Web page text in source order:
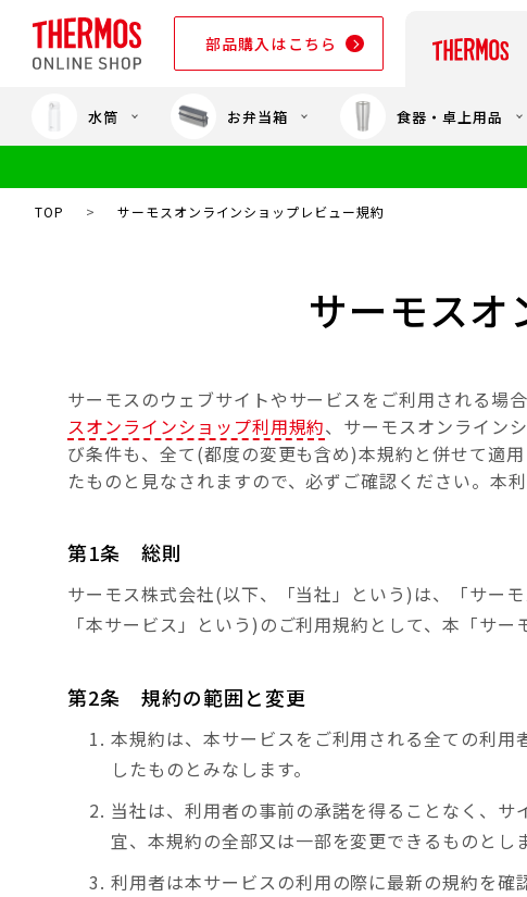
部品購入はこちら
部品購入はこちら
水筒 お弁当箱 食器・卓上用品
TOP > サーモスオンラインショップレビュー規約
サーモスオ
サーモスのウェブサイトやサービスをご利用される場合
スオンラインショップ利用規約、サーモスオンライン
び条件も、全て(都度の変更も含め)本規約と併せて適
たものと見なされますので、必ずご確認ください。本
第1条 総則
サーモス株式会社(以下、「当社」という)は、「サー
「本サービス」という)のご利用規約として、本「サ
第2条 規約の範囲と変更
本規約は、本サービスをご利用される全ての利
したものとみなします。
当社は、利用者の事前の承諾を得ることなく、
宜、本規約の全部又は一部を変更できるものとしま
利用者は本サービスの利用の際に最新の規約を